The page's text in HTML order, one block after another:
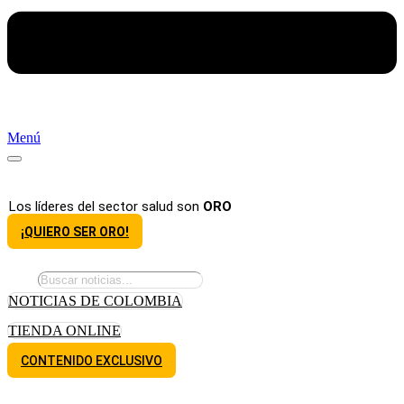
Menú
Los líderes del sector salud son ORO
¡QUIERO SER ORO!
NOTICIAS DE COLOMBIA
TIENDA ONLINE
CONTENIDO EXCLUSIVO